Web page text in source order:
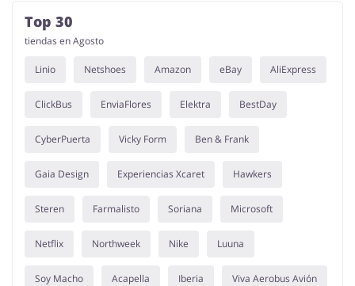
Top 30
tiendas en Agosto
Linio Netshoes Amazon eBay AliExpress
ClickBus EnviaFlores Elektra BestDay
CyberPuerta Vicky Form Ben & Frank
Gaia Design Experiencias Xcaret Hawkers
Steren Farmalisto Soriana Microsoft
Netflix Northweek Nike Luuna
Soy Macho Acapella Iberia Viva Aerobus Avión